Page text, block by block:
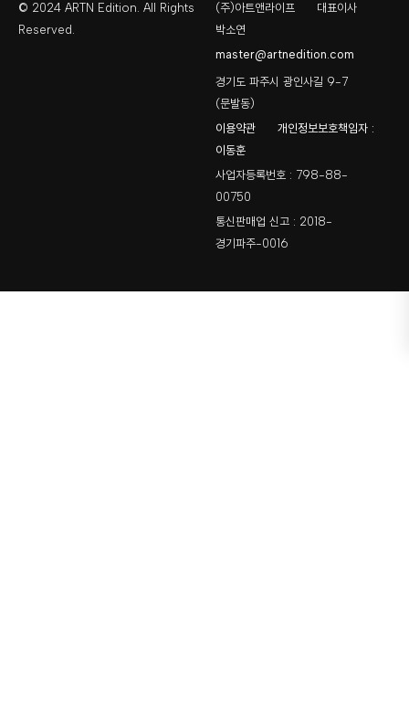
© 2024 ARTN Edition. All Rights
Reserved.
(주)아트앤라이프
대표이사
박소연
master@artnedition.com
경기도 파주시 광인사길 9-7
(문발동)
이용약관
개인정보보호책임자 :
이동훈
사업자등록번호 : 798-88-
00750
통신판매업 신고 : 2018-
경기파주-0016